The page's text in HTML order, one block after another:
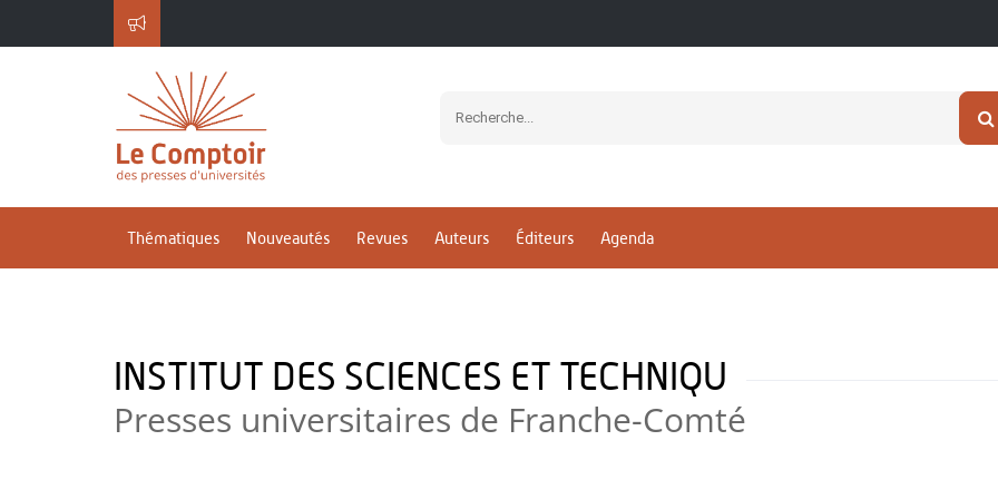
Thématiques Nouveautés Revues Auteurs Éditeurs Agenda
INSTITUT DES SCIENCES ET TECHNIQU
Presses universitaires de Franche-Comté